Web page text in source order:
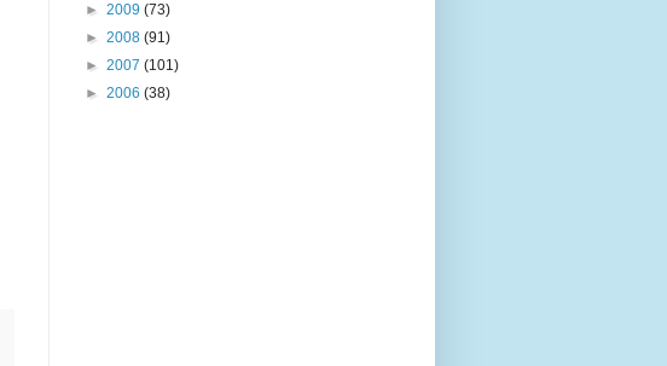
► 2009 (73)
► 2008 (91)
► 2007 (101)
► 2006 (38)